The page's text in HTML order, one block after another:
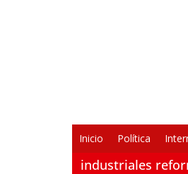
Inicio Política
industriales